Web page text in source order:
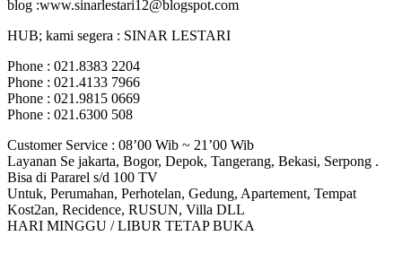
blog :www.sinarlestari12@blogspot.com
HUB; kami segera : SINAR LESTARI
Phone : 021.8383 2204
Phone : 021.4133 7966
Phone : 021.9815 0669
Phone : 021.6300 508
Customer Service : 08’00 Wib ~ 21’00 Wib
Layanan Se jakarta, Bogor, Depok, Tangerang, Bekasi, Serpong .
Bisa di Pararel s/d 100 TV
Untuk, Perumahan, Perhotelan, Gedung, Apartement, Tempat
Kost2an, Recidence, RUSUN, Villa DLL
HARI MINGGU / LIBUR TETAP BUKA